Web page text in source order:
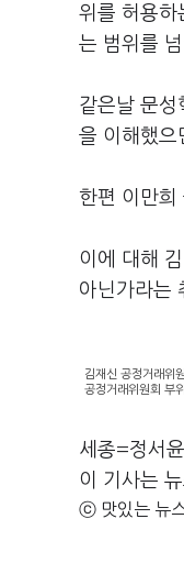
위를 허용하
는 범위를
같은날 문성
을 이해했으
한편 이만희
이에 대해
아닌가라는
김재신 공정거래위
공정거래위원회 부
세종=정서
이 기사는
ⓒ 맛있는 뉴